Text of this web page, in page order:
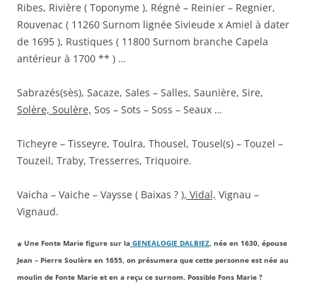
Ribes, Rivière ( Toponyme ), Régné – Reinier – Regnier,
Rouvenac ( 11260 Surnom lignée Sivieude x Amiel à dater
de 1695 ), Rustiques ( 11800 Surnom branche Capela
antérieur à 1700 ** ) …
Sabrazés(sès), Sacaze, Sales – Salles, Saunière, Sire,
Solère, Soulère, Sos – Sots – Soss – Seaux …
Ticheyre – Tisseyre, Toulra, Thousel, Tousel(s) – Touzel –
Touzeil, Traby, Tresserres, Triquoire.
Vaicha – Vaiche – Vaysse ( Baixas ? ), Vidal, Vignau –
Vignaud.
* Une Fonte Marie figure sur la GENEALOGIE DALBIEZ, née en 1630, épouse
Jean – Pierre Soulère en 1655, on présumera que cette personne est née au
moulin de Fonte Marie et en a reçu ce surnom. Possible Fons Marie ?